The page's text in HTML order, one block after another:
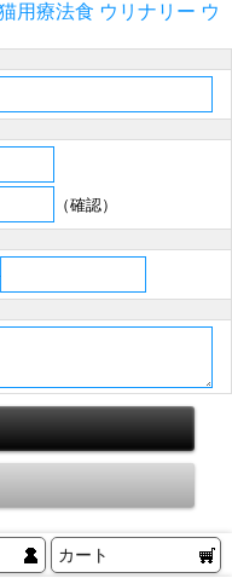
用療法食 ウリナリー ウ
（確認）
カート